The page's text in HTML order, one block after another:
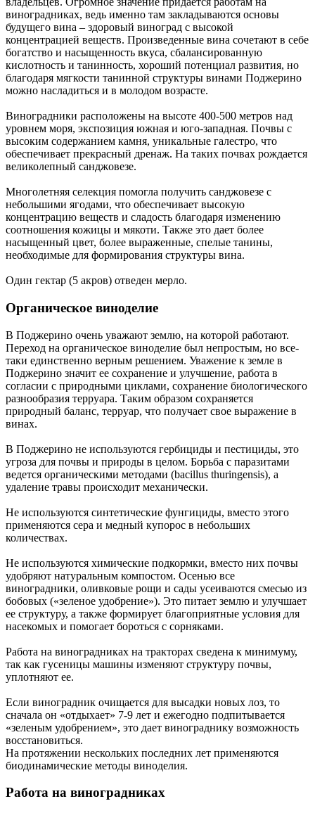
виноградниках, ведь именно там закладываются основы
будущего вина – здоровый виноград с высокой
концентрацией веществ. Произведенные вина сочетают в себе
богатство и насыщенность вкуса, сбалансированную
кислотность и танинность, хороший потенциал развития, но
благодаря мягкости танинной структуры винами Поджерино
можно насладиться и в молодом возрасте.
Виноградники расположены на высоте 400-500 метров над
уровнем моря, экспозиция южная и юго-западная. Почвы с
высоким содержанием камня, уникальные галестро, что
обеспечивает прекрасный дренаж. На таких почвах рождается
великолепный санджовезе.
Многолетняя селекция помогла получить санджовезе с
небольшими ягодами, что обеспечивает высокую
концентрацию веществ и сладость благодаря изменению
соотношения кожицы и мякоти. Также это дает более
насыщенный цвет, более выраженные, спелые танины,
необходимые для формирования структуры вина.
Один гектар (5 акров) отведен мерло.
Органическое виноделие
В Поджерино очень уважают землю, на которой работают.
Переход на органическое виноделие был непростым, но все-
таки единственно верным решением. Уважение к земле в
Поджерино значит ее сохранение и улучшение, работа в
согласии с природными циклами, сохранение биологического
разнообразия терруара. Таким образом сохраняется
природный баланс, терруар, что получает свое выражение в
винах.
В Поджерино не используются гербициды и пестициды, это
угроза для почвы и природы в целом. Борьба с паразитами
ведется органическими методами (bacillus thuringensis), а
удаление травы происходит механически.
Не используются синтетические фунгициды, вместо этого
применяются сера и медный купорос в небольших
количествах.
Не используются химические подкормки, вместо них почвы
удобряют натуральным компостом. Осенью все
виноградники, оливковые рощи и сады усеиваются смесью из
бобовых («зеленое удобрение»). Это питает землю и улучшает
ее структуру, а также формирует благоприятные условия для
насекомых и помогает бороться с сорняками.
Работа на виноградниках на тракторах сведена к минимуму,
так как гусеницы машины изменяют структуру почвы,
уплотняют ее.
Если виноградник очищается для высадки новых лоз, то
сначала он «отдыхает» 7-9 лет и ежегодно подпитывается
«зеленым удобрением», это дает винограднику возможность
восстановиться.
На протяжении нескольких последних лет применяются
биодинамические методы виноделия.
Работа на виноградниках